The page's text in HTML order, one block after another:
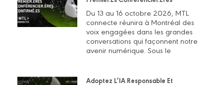
Du 13 au 16 octobre 2026, MTL
connecte réunira à Montréal des
voix engagées dans les grandes
conversations qui façonnent notre
avenir numérique. Sous le
Adoptez L’IA Responsable Et